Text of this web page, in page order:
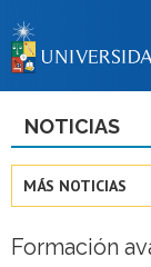
NOTICIAS
MÁS NOTICIAS
Formación